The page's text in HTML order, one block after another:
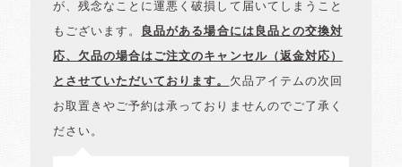
が、残念なことに運悪く破損して届いてしまうこと
もございます。 良品がある場合には良品との交換対
応、欠品の場合はご注文のキャンセル（返金対応）
とさせていただいております。 欠品アイテムの次回
お取置きやご予約は承っておりませんのでご了承く
ださい。